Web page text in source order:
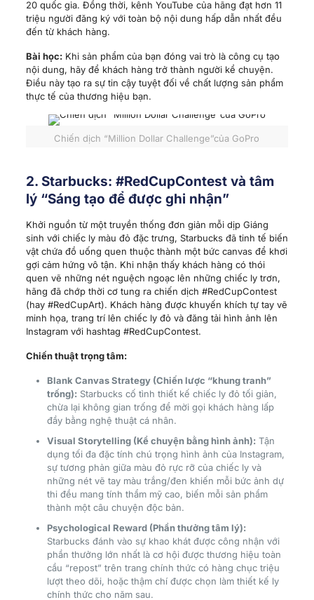
20 quốc gia. Đồng thời, kênh YouTube của hãng đạt hơn 11
triệu người đăng ký với toàn bộ nội dung hấp dẫn nhất đều
đến từ khách hàng.
Bài học:Khi sản phẩm của bạn đóng vai trò là công cụ tạo
nội dung, hãy để khách hàng trở thành người kể chuyện.
Điều này tạo ra sự tin cậy tuyệt đối về chất lượng sản phẩm
thực tế của thương hiệu bạn.
Chiến dịch “Million Dollar Challenge”của GoPro
2. Starbucks: #RedCupContest và tâm
lý “Sáng tạo để được ghi nhận”
Khởi nguồn từ một truyền thống đơn giản mỗi dịp Giáng
sinh với chiếc ly màu đỏ đặc trưng, Starbucks đã tinh tế biến
vật chứa đồ uống quen thuộc thành một bức canvas để khơi
gợi cảm hứng vô tận. Khi nhận thấy khách hàng có thói
quen vẽ những nét nguệch ngoạc lên những chiếc ly trơn,
hãng đã chớp thời cơ tung ra chiến dịch #RedCupContest
(hay #RedCupArt). Khách hàng được khuyến khích tự tay vẽ
minh họa, trang trí lên chiếc ly đỏ và đăng tải hình ảnh lên
Instagram với hashtag #RedCupContest.
Chiến thuật trọng tâm:
Blank Canvas Strategy (Chiến lược “khung tranh”
trống): Starbucks cố tình thiết kế chiếc ly đỏ tối giản,
chừa lại không gian trống để mời gọi khách hàng lấp
đầy bằng nghệ thuật cá nhân.
Visual Storytelling (Kể chuyện bằng hình ảnh): Tận
dụng tối đa đặc tính chú trọng hình ảnh của Instagram,
sự tương phản giữa màu đỏ rực rỡ của chiếc ly và
những nét vẽ tay màu trắng/đen khiến mỗi bức ảnh dự
thi đều mang tính thẩm mỹ cao, biến mỗi sản phẩm
thành một câu chuyện độc bản.
Psychological Reward (Phần thưởng tâm lý):
Starbucks đánh vào sự khao khát được công nhận với
phần thưởng lớn nhất là cơ hội được thương hiệu toàn
cầu “repost” trên trang chính thức có hàng chục triệu
lượt theo dõi, hoặc thậm chí được chọn làm thiết kế ly
chính thức cho năm sau.